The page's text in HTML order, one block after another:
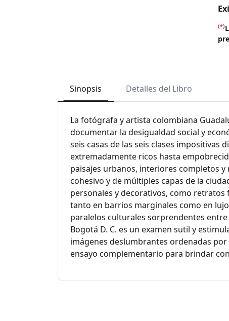
(*)
Sinopsis Detalles del Libro
La fotógrafa y artista colombiana
documentar la desigualdad social y
seis casas de las seis clases impositivas
extremadamente ricos hasta
paisajes urbanos, interiores completos
cohesivo y de múltiples capas de la
personales y decorativos, como
tanto en barrios marginales como en
paralelos culturales sorprendentes
Bogotá D. C. es un examen sutil y
imágenes deslumbrantes ordenadas
ensayo complementario para brindar